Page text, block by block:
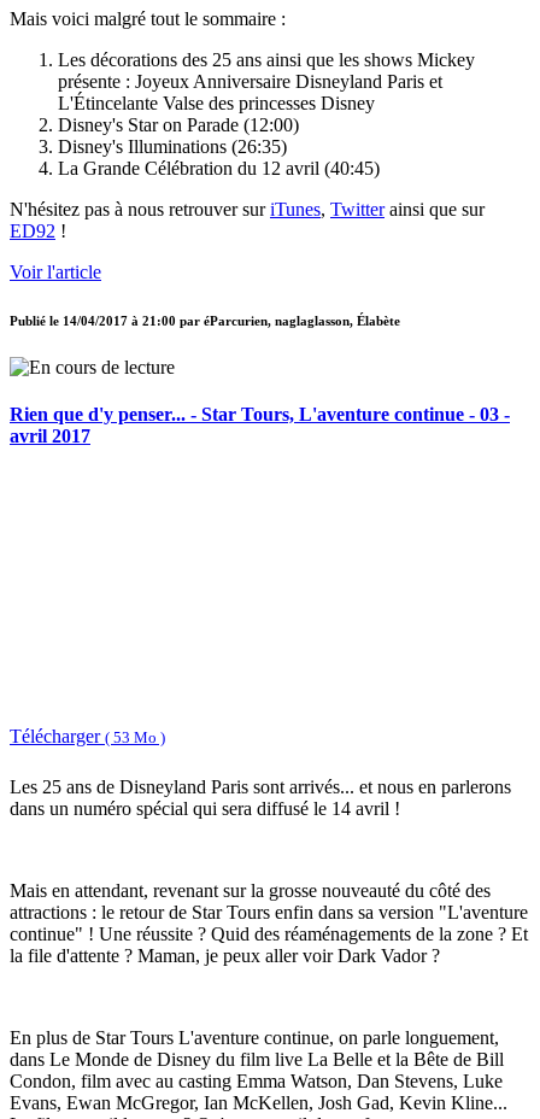
Mais voici malgré tout le sommaire :
Les décorations des 25 ans ainsi que les shows Mickey
présente : Joyeux Anniversaire Disneyland Paris et
L'Étincelante Valse des princesses Disney
Disney's Star on Parade (12:00)
Disney's Illuminations (26:35)
La Grande Célébration du 12 avril (40:45)
N'hésitez pas à nous retrouver suriTunes, Twitterainsi que sur
ED92 !
Voir l'article
Publié le 14/04/2017 à 21:00 par éParcurien, naglaglasson, Élabète
Rien que d'y penser... - Star Tours, L'aventure continue - 03 -
avril 2017
Télécharger ( 53 Mo )
Les 25 ans de Disneyland Paris sont arrivés... et nous en parlerons
dans un numéro spécial qui sera diffusé le 14 avril !
Mais en attendant, revenant sur la grosse nouveauté du côté des
attractions : le retour de Star Tours enfin dans sa version "L'aventure
continue" ! Une réussite ? Quid des réaménagements de la zone ? Et
la file d'attente ? Maman, je peux aller voir Dark Vador ?
En plus de Star Tours L'aventure continue, on parle longuement,
dans Le Monde de Disney du film live La Belle et la Bête de Bill
Condon, film avec au casting Emma Watson, Dan Stevens, Luke
Evans, Ewan McGregor, Ian McKellen, Josh Gad, Kevin Kline...